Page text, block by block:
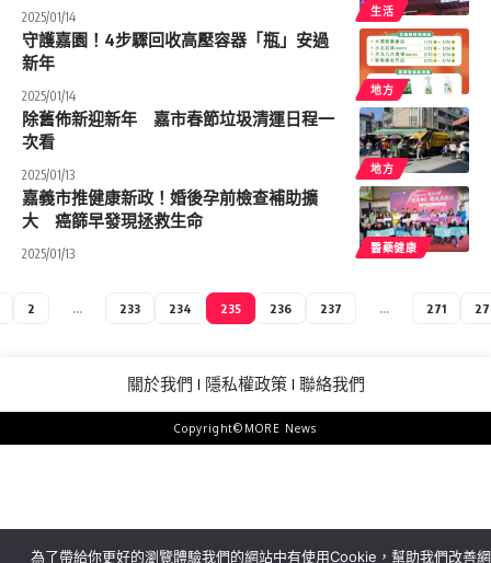
生活
2025/01/14
地方
守護嘉園！4步驟回收高壓容器「瓶」安過
新年
2025/01/14
地方
除舊佈新迎新年 嘉市春節垃圾清運日程一
次看
2025/01/13
醫藥健康
嘉義市推健康新政！婚後孕前檢查補助擴
大 癌篩早發現拯救生命
2025/01/13
2 ... 233 234 235 236 237 ... 271
關於我們 隱私權政策 聯絡我們
Copyright©MORE News
為了帶給你更好的瀏覽體驗我們的網站中有使用Cookie，幫助我們改善